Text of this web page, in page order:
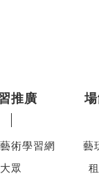
推廣
術學習網
大眾
藝